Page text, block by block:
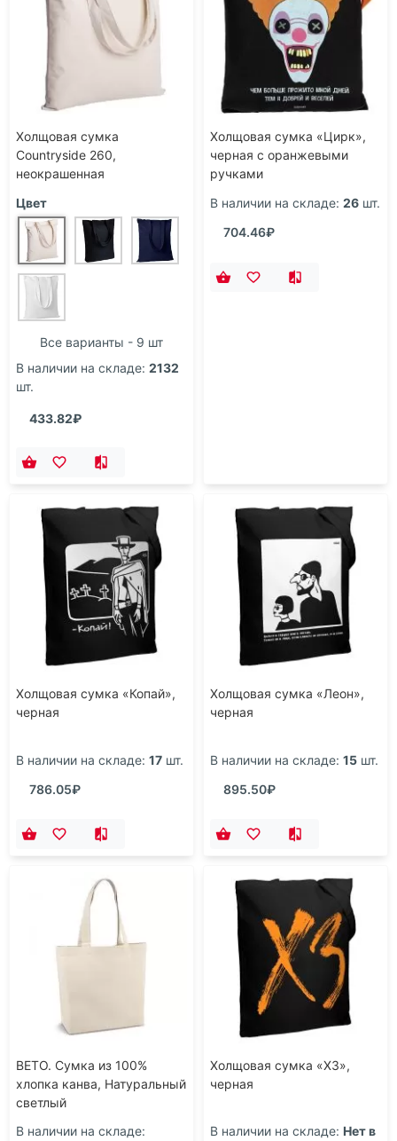
Холщовая сумка
Countryside 260,
неокрашенная
Цвет
Все варианты - 9 шт
В наличии на складе: 2132
шт.
433.82₽
Холщовая сумка «Цирк»,
черная с оранжевыми
ручками
В наличии на складе: 26 шт.
704.46₽
Холщовая сумка «Копай»,
черная
В наличии на складе: 17 шт.
786.05₽
Холщовая сумка «Леон»,
черная
В наличии на складе: 15 шт.
895.50₽
BETO. Сумка из 100%
хлопка канва, Натуральный
светлый
В наличии на складе:
Холщовая сумка «ХЗ»,
черная
В наличии на складе: Нет в